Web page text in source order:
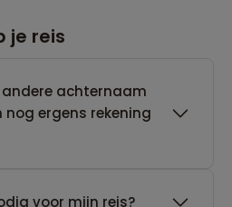
je reis
andere achternaam
ergens rekening
voor mijn reis?